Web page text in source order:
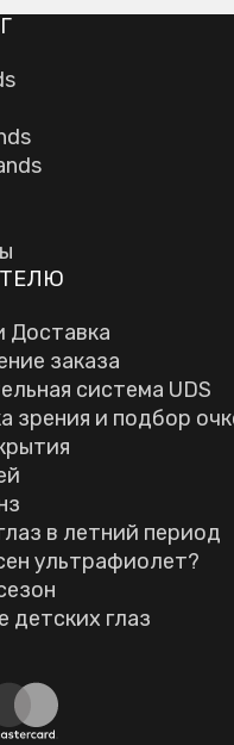
Доставка
заказа
система UDS
зрения и подбор
в летний период
ультрафиолет?
детских глаз